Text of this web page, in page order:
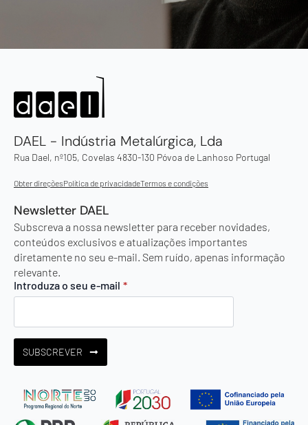
DAEL - Indústria Metalúrgica, Lda
Rua Dael, nº105, Covelas 4830-130 Póvoa de Lanhoso Portugal
Obter direçõesPolítica de privacidadeTermos e condições
Newsletter DAEL
Subscreva a nossa newsletter para receber novidades,
conteúdos exclusivos e atualizações importantes
diretamente no seu e-mail. Sem ruído, apenas informação
relevante.
Introduza o seu e-mail *
SUBSCREVER